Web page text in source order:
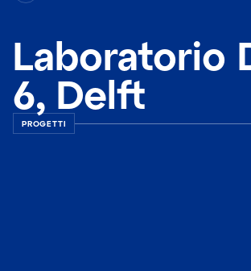
Laboratorio
6, Delft
PROGETTI